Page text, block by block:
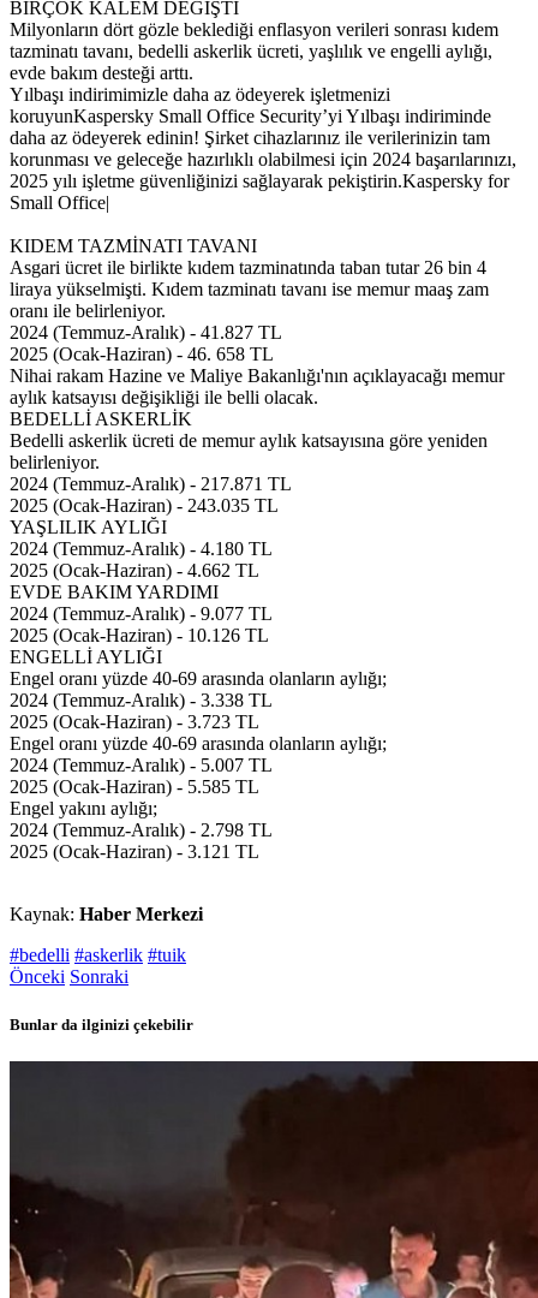
BİRÇOK KALEM DEĞİŞTİ
Milyonların dört gözle beklediği enflasyon verileri sonrası kıdem
tazminatı tavanı, bedelli askerlik ücreti, yaşlılık ve engelli aylığı,
evde bakım desteği arttı.
Yılbaşı indirimimizle daha az ödeyerek işletmenizi
koruyunKaspersky Small Office Security’yi Yılbaşı indiriminde
daha az ödeyerek edinin! Şirket cihazlarınız ile verilerinizin tam
korunması ve geleceğe hazırlıklı olabilmesi için 2024 başarılarınızı,
2025 yılı işletme güvenliğinizi sağlayarak pekiştirin.Kaspersky for
Small Office|
KIDEM TAZMİNATI TAVANI
Asgari ücret ile birlikte kıdem tazminatında taban tutar 26 bin 4
liraya yükselmişti. Kıdem tazminatı tavanı ise memur maaş zam
oranı ile belirleniyor.
2024 (Temmuz-Aralık) - 41.827 TL
2025 (Ocak-Haziran) - 46. 658 TL
Nihai rakam Hazine ve Maliye Bakanlığı'nın açıklayacağı memur
aylık katsayısı değişikliği ile belli olacak.
BEDELLİ ASKERLİK
Bedelli askerlik ücreti de memur aylık katsayısına göre yeniden
belirleniyor.
2024 (Temmuz-Aralık) - 217.871 TL
2025 (Ocak-Haziran) - 243.035 TL
YAŞLILIK AYLIĞI
2024 (Temmuz-Aralık) - 4.180 TL
2025 (Ocak-Haziran) - 4.662 TL
EVDE BAKIM YARDIMI
2024 (Temmuz-Aralık) - 9.077 TL
2025 (Ocak-Haziran) - 10.126 TL
ENGELLİ AYLIĞI
Engel oranı yüzde 40-69 arasında olanların aylığı;
2024 (Temmuz-Aralık) - 3.338 TL
2025 (Ocak-Haziran) - 3.723 TL
Engel oranı yüzde 40-69 arasında olanların aylığı;
2024 (Temmuz-Aralık) - 5.007 TL
2025 (Ocak-Haziran) - 5.585 TL
Engel yakını aylığı;
2024 (Temmuz-Aralık) - 2.798 TL
2025 (Ocak-Haziran) - 3.121 TL
Kaynak: Haber Merkezi
#bedelli #askerlik #tuik
Önceki Sonraki
Bunlar da ilginizi çekebilir